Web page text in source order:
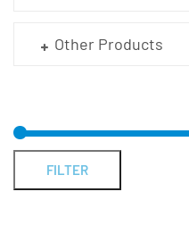
Other Products
FILTER